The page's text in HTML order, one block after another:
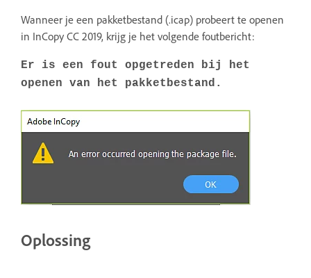
Wanneer je een pakketbestand (.icap) probeert te openen
in InCopy CC 2019, krijg je het volgende foutbericht:
Er is een fout opgetreden bij het
openen van het pakketbestand.
Oplossing